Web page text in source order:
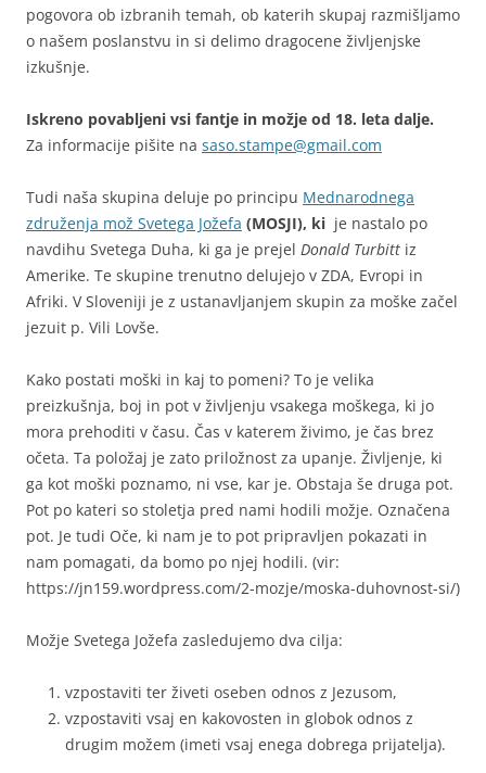
pogovora ob izbranih temah, ob katerih skupaj razmišljamo
o našem poslanstvu in si delimo dragocene življenjske
izkušnje.
Iskreno povabljeni vsi fantje in možje od 18. leta dalje.
Za informacije pišite na saso.stampe@gmail.com
Tudi naša skupina deluje po principu Mednarodnega
združenja mož Svetega Jožefa (MOSJI), ki je nastalo po
navdihu Svetega Duha, ki ga je prejel Donald Turbitt iz
Amerike. Te skupine trenutno delujejo v ZDA, Evropi in
Afriki. V Sloveniji je z ustanavljanjem skupin za moške začel
jezuit p. Vili Lovše.
Kako postati moški in kaj to pomeni? To je velika
preizkušnja, boj in pot v življenju vsakega moškega, ki jo
mora prehoditi v času. Čas v katerem živimo, je čas brez
očeta. Ta položaj je zato priložnost za upanje. Življenje, ki
ga kot moški poznamo, ni vse, kar je. Obstaja še druga pot.
Pot po kateri so stoletja pred nami hodili možje. Označena
pot. Je tudi Oče, ki nam je to pot pripravljen pokazati in
nam pomagati, da bomo po njej hodili. (vir:
https://jn159.wordpress.com/2-mozje/moska-duhovnost-si/)
Možje Svetega Jožefa zasledujemo dva cilja:
vzpostaviti ter živeti oseben odnos z Jezusom,
vzpostaviti vsaj en kakovosten in globok odnos z
drugim možem (imeti vsaj enega dobrega prijatelja).